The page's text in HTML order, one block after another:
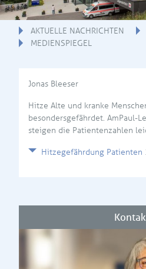
AKTUELLE NACHRICHTEN
MEDIENSPIEGEL
Jonas Bleeser
Hitze Alte und kranke
besondersgefährdet. AmPaul-
steigen die Patientenzahlen
Hitzegefährdung Patienten